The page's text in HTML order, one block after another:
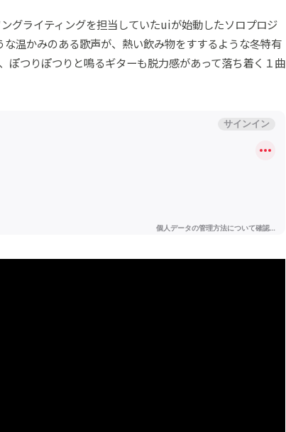
グライティングを担当していたuiが始動したソロプロジ
温かみのある歌声が、熱い飲み物をすするような冬特有
ぽつりぽつりと鳴るギターも脱力感があって落ち着く１曲